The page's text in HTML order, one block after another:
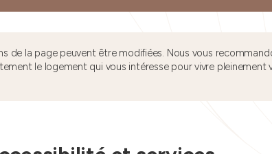
de la page peuvent être modifiées. Nous vous
le logement qui vous intéresse pour vivre pleinement